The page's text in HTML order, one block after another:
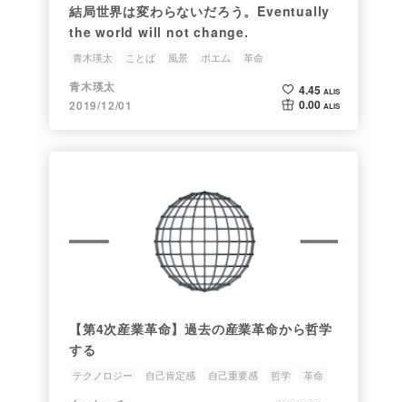
結局世界は変わらないだろう。Eventually
the world will not change.
青木瑛太 ことば 風景 ポエム 革命
青木瑛太
2019/12/01
4.45 ALIS
0.00 ALIS
【第4次産業革命】過去の産業革命から哲学
する
テクノロジー 自己肯定感 自己重要感 哲学 革命